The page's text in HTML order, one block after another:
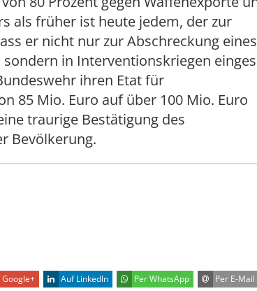
als früher ist heute jedem, der zur
er nicht nur zur Abschreckung eines
in Interventionskriegen
ihren Etat für
85 Mio. Euro auf über 100 Mio. Euro
traurige Bestätigung des
Bevölkerung.
Google+ Auf LinkedIn Per WhatsApp Per E-Mail